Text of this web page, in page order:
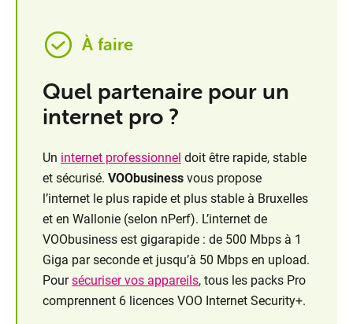
À faire
Quel partenaire pour un
internet pro ?
Un internet professionnel doit être rapide, stable
et sécurisé. VOObusinessvous propose
l’internet le plus rapide et plus stable à Bruxelles
et en Wallonie (selon nPerf). L’internet de
VOObusiness est gigarapide : de 500 Mbps à 1
Giga par seconde et jusqu’à 50 Mbps en upload.
Poursécuriser vos appareils, tous les packs Pro
comprennent 6 licences VOO Internet Security+.